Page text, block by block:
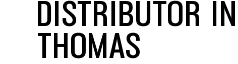
DISTRIBUTOR
THOMAS